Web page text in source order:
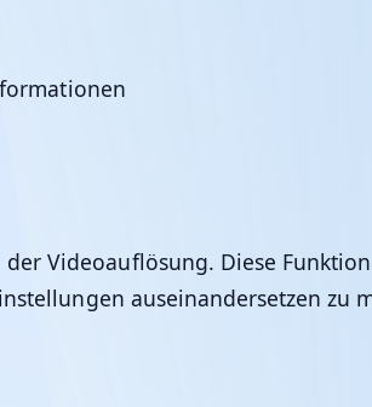
Videoauflösung. Diese
auseinandersetzen zu